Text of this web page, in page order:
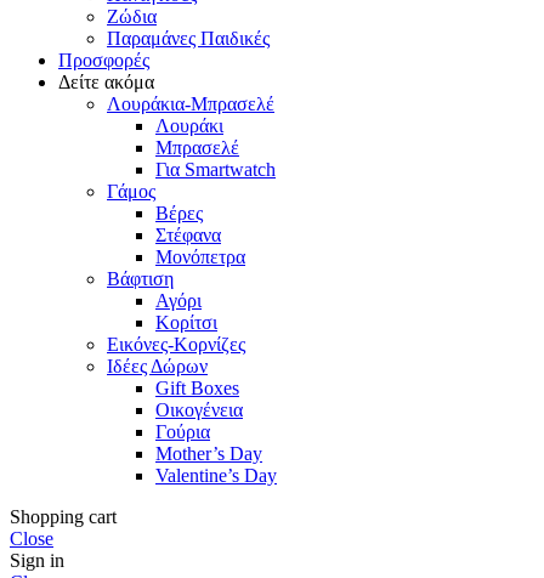
Ζώδια
Παραμάνες Παιδικές
Προσφορές
Δείτε ακόμα
Λουράκια-Μπρασελέ
Λουράκι
Μπρασελέ
Για Smartwatch
Γάμος
Βέρες
Στέφανα
Μονόπετρα
Βάφτιση
Αγόρι
Κορίτσι
Εικόνες-Κορνίζες
Ιδέες Δώρων
Gift Boxes
Οικογένεια
Γούρια
Mother’s Day
Valentine’s Day
Shopping cart
Close
Sign in